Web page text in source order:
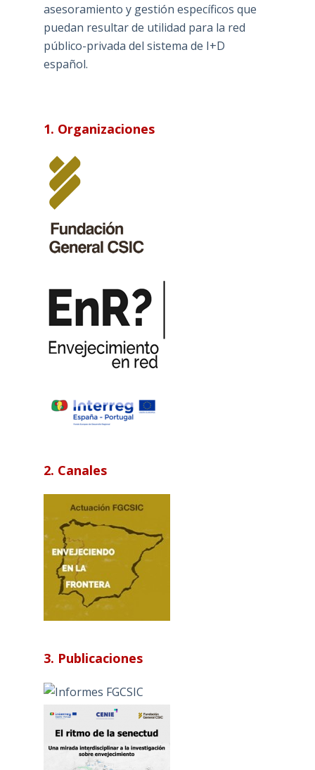
asesoramiento y gestión específicos que
puedan resultar de utilidad para la red
público-privada del sistema de I+D
español.
1. Organizaciones
2. Canales
3. Publicaciones